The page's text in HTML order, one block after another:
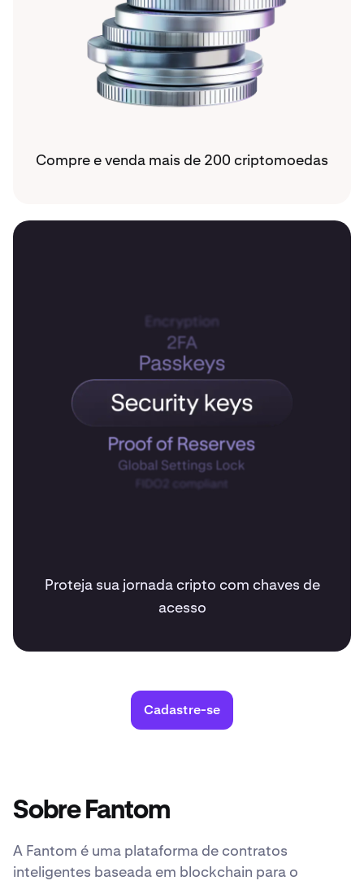
Compre e venda mais de 200 criptomoedas
Proteja sua jornada cripto com chaves de
acesso
Cadastre-se
Sobre Fantom
A Fantom é uma plataforma de contratos
inteligentes baseada em blockchain para o